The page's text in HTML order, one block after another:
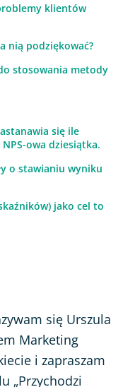
klientów
nią podziękować?
stosowania metody
się ile
owa dziesiątka.
o stawianiu wyniku
jako cel to
się Urszula
Marketing
i zapraszam
„Przychodzi